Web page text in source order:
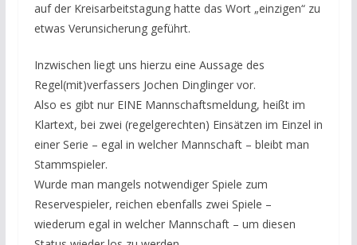
auf der Kreisarbeitstagung hatte das Wort „einzigen“ zu
etwas Verunsicherung geführt.
Inzwischen liegt uns hierzu eine Aussage des
Regel(mit)verfassers Jochen Dinglinger vor.
Also es gibt nur EINE Mannschaftsmeldung, heißt im
Klartext, bei zwei (regelgerechten) Einsätzen im Einzel in
einer Serie – egal in welcher Mannschaft – bleibt man
Stammspieler.
Wurde man mangels notwendiger Spiele zum
Reservespieler, reichen ebenfalls zwei Spiele –
wiederum egal in welcher Mannschaft – um diesen